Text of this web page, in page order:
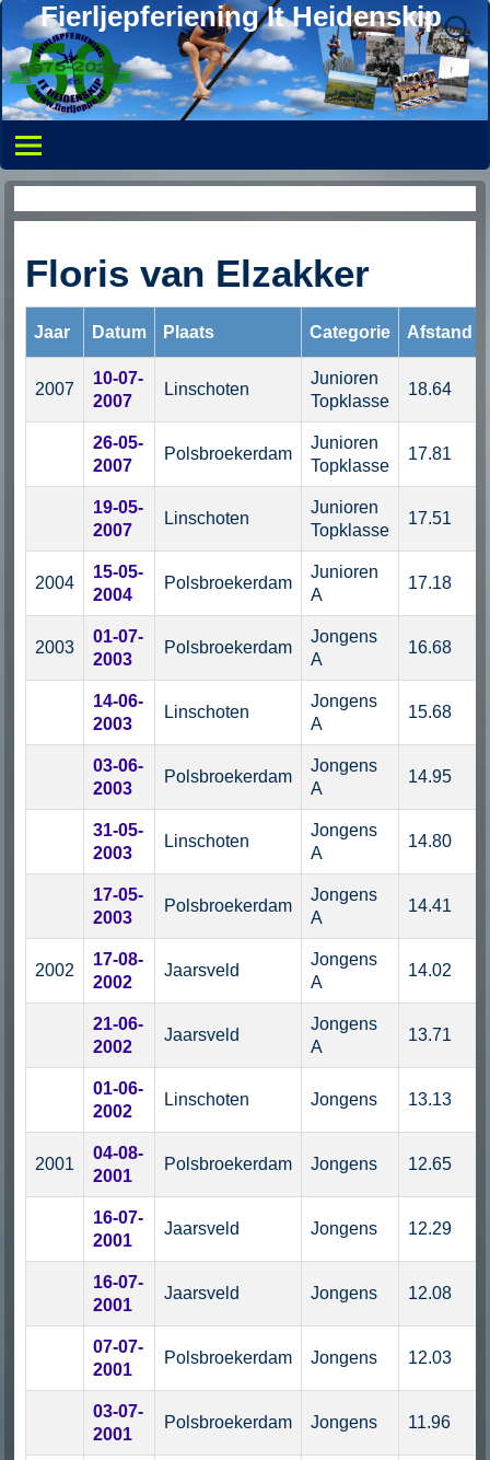
Fierljepferiening It Heidenskip
Floris van Elzakker
Jaar Datum Plaats Categorie Afstand
2007
10-07-
2007
Linschoten
Junioren
Topklasse
18.64
26-05-
2007
Polsbroekerdam
Junioren
Topklasse
17.81
19-05-
2007
Linschoten
Junioren
Topklasse
17.51
2004
15-05-
2004
Polsbroekerdam
Junioren
A
17.18
2003
01-07-
2003
Polsbroekerdam
Jongens
A
16.68
14-06-
2003
Linschoten
Jongens
A
15.68
03-06-
2003
Polsbroekerdam
Jongens
A
14.95
31-05-
2003
Linschoten
Jongens
A
14.80
17-05-
2003
Polsbroekerdam
Jongens
A
14.41
2002
17-08-
2002
Jaarsveld
Jongens
A
14.02
21-06-
2002
Jaarsveld
Jongens
A
13.71
01-06-
2002
Linschoten Jongens 13.13
2001
04-08-
2001
Polsbroekerdam Jongens 12.65
16-07-
2001
Jaarsveld Jongens 12.29
16-07-
2001
Jaarsveld Jongens 12.08
07-07-
2001
Polsbroekerdam Jongens 12.03
03-07-
2001
Polsbroekerdam Jongens 11.96